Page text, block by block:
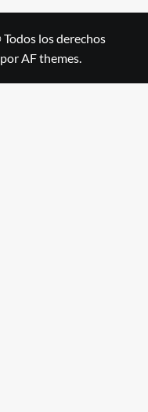
los derechos
por AF themes.